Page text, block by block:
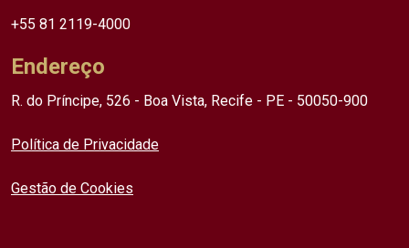
+55 81 2119-4000
Endereço
R. do Príncipe, 526 - Boa Vista, Recife - PE - 50050-900
Política de Privacidade
Gestão de Cookies